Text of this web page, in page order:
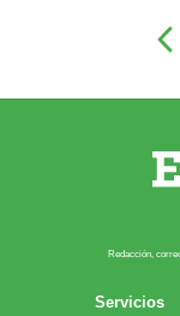
Redacción,
Servicios